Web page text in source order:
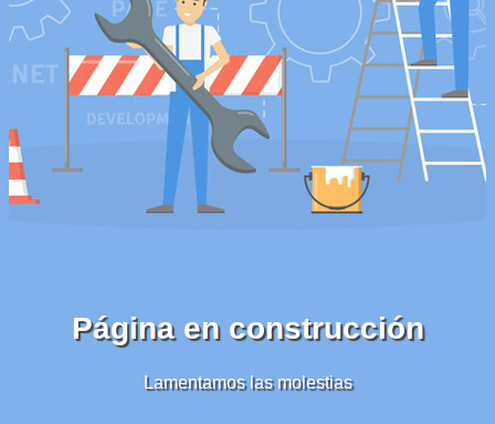
Página en construcción
Lamentamos las molestias